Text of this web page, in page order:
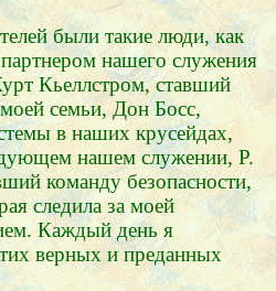
были такие люди, как
нашего служения
Кьеллстром, ставший
семьи, Дон Босс,
в наших крусейдах,
нашем служении, Р.
команду безопасности,
следила за моей
Каждый день я
верных и преданных